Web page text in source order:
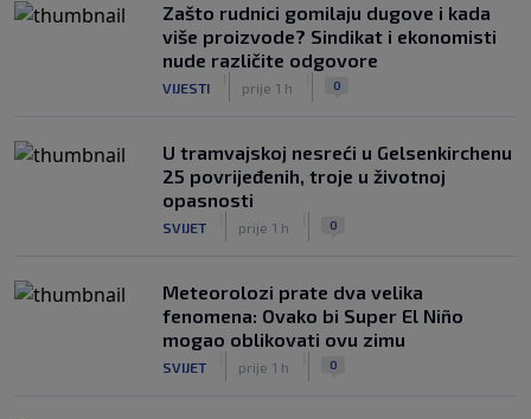
Zašto rudnici gomilaju dugove i kada
više proizvode? Sindikat i ekonomisti
nude različite odgovore
VIJESTI prije 1 h 0
U tramvajskoj nesreći u Gelsenkirchenu
25 povrijeđenih, troje u životnoj
opasnosti
SVIJET prije 1 h 0
Meteorolozi prate dva velika
fenomena: Ovako bi Super El Niño
mogao oblikovati ovu zimu
SVIJET prije 1 h 0